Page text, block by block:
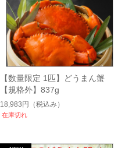
【数量限定 1匹】どうまん蟹
【規格外】837g
18,983円 （税込み）
在庫切れ